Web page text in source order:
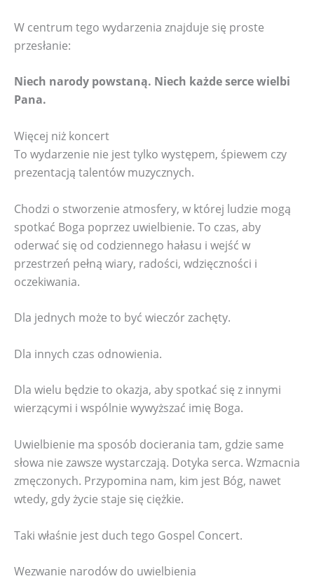
W centrum tego wydarzenia znajduje się proste
przesłanie:
Niech narody powstaną. Niech każde serce wielbi
Pana.
Więcej niż koncert
To wydarzenie nie jest tylko występem, śpiewem czy
prezentacją talentów muzycznych.
Chodzi o stworzenie atmosfery, w której ludzie mogą
spotkać Boga poprzez uwielbienie. To czas, aby
oderwać się od codziennego hałasu i wejść w
przestrzeń pełną wiary, radości, wdzięczności i
oczekiwania.
Dla jednych może to być wieczór zachęty.
Dla innych czas odnowienia.
Dla wielu będzie to okazja, aby spotkać się z innymi
wierzącymi i wspólnie wywyższać imię Boga.
Uwielbienie ma sposób docierania tam, gdzie same
słowa nie zawsze wystarczają. Dotyka serca. Wzmacnia
zmęczonych. Przypomina nam, kim jest Bóg, nawet
wtedy, gdy życie staje się ciężkie.
Taki właśnie jest duch tego Gospel Concert.
Wezwanie narodów do uwielbienia